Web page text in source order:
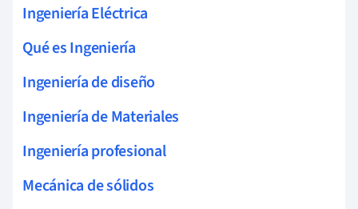
Ingeniería Eléctrica
Qué es Ingeniería
Ingeniería de diseño
Ingeniería de Materiales
Ingeniería profesional
Mecánica de sólidos